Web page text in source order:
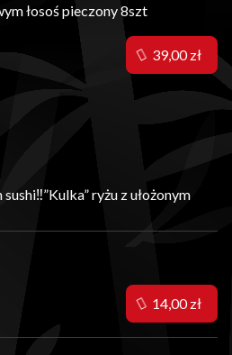
łosoś pieczony 8szt
ryżu z ułożonym